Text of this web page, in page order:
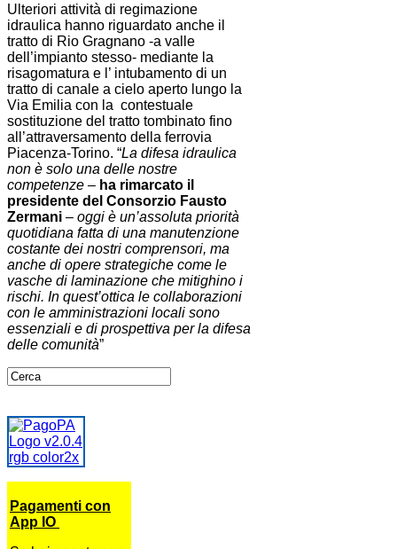
Ulteriori attività di regimazione
idraulica hanno riguardato anche il
tratto di Rio Gragnano -a valle
dell’impianto stesso- mediante la
risagomatura e l’ intubamento di un
tratto di canale a cielo aperto lungo la
Via Emilia con la contestuale
sostituzione del tratto tombinato fino
all’attraversamento della ferrovia
Piacenza-Torino. “La difesa idraulica
non è solo una delle nostre
competenze – ha rimarcato il
presidente del Consorzio Fausto
Zermani – oggi è un’assoluta priorità
quotidiana fatta di una manutenzione
costante dei nostri comprensori, ma
anche di opere strategiche come le
vasche di laminazione che mitighino i
rischi. In quest’ottica le collaborazioni
con le amministrazioni locali sono
essenziali e di prospettiva per la difesa
delle comunità”
Pagamenti con
App IO